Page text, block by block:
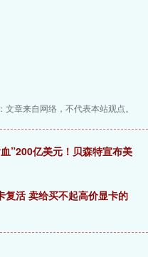
文章来自网络，不代表本站观点。
”200亿美元！贝森特宣布美
复活 卖给买不起高价显卡的